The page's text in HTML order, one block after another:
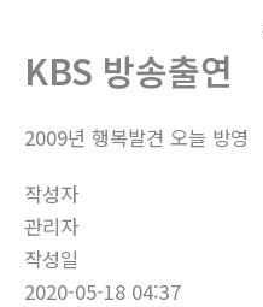
KBS 방송출연
2009년 행복발견 오늘 방영
작성자
관리자
작성일
2020-05-18 04:37